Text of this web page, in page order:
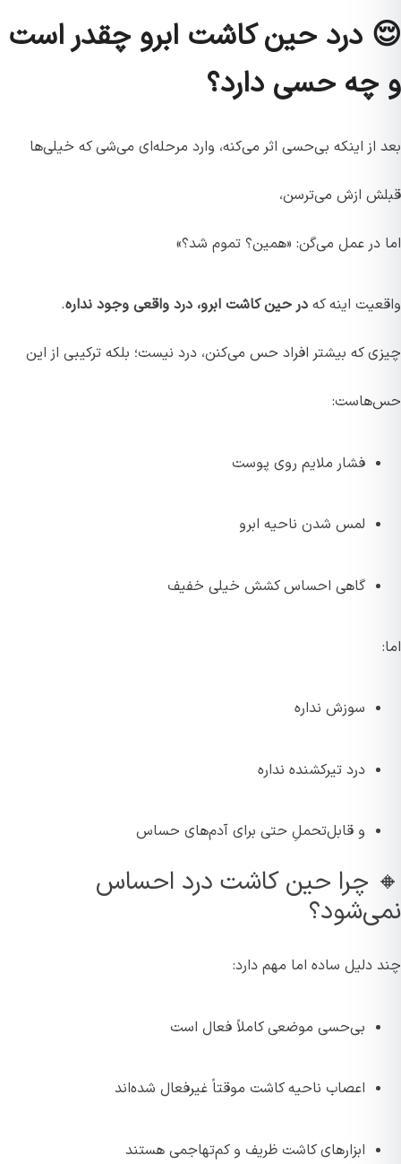
😌 درد حین کاشت ابرو چقدر است
و چه حسی دارد؟
بعد از اینکه بی‌حسی اثر می‌کنه، وارد مرحله‌ای می‌شی که خیلی‌ها
قبلش ازش می‌ترسن،
اما در عمل می‌گن: «همین؟ تموم شد؟»
واقعیت اینه که در حین کاشت ابرو، درد واقعی وجود نداره.
چیزی که بیشتر افراد حس می‌کنن، درد نیست؛ بلکه ترکیبی از این
حس‌هاست:
فشار ملایم روی پوست
لمس شدن ناحیه ابرو
گاهی احساس کشش خیلی خفیف
اما:
سوزش نداره
درد تیرکشنده نداره
و قابل‌تحملِ حتی برای آدم‌های حساس
🔸 چرا حین کاشت درد احساس
نمی‌شود؟
چند دلیل ساده اما مهم دارد:
بی‌حسی موضعی کاملاً فعال است
اعصاب ناحیه کاشت موقتاً غیرفعال شده‌اند
ابزارهای کاشت ظریف و کم‌تهاجمی هستند